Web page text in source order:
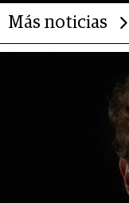
Más noticias